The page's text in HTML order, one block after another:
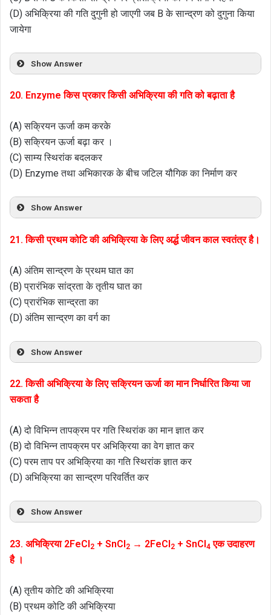
(D) अभिक्रिया की गति दुगुनी हो जाएगी जब B के सान्द्रण को दुगुना किया
जायेगा
Show Answer
20. Enzyme किस प्रकार किसी अभिक्रिया की गति को बढ़ाता है
(A) सक्रियन ऊर्जा कम करके
(B) सक्रियन ऊर्जा बढ़ा कर ।
(C) साम्य स्थिरांक बदलकर
(D) Enzyme तथा अभिकारक के बीच जटिल यौगिक का निर्माण कर
Show Answer
21. किसी प्रथम कोटि की अभिक्रिया के लिए अर्द्ध जीवन काल स्वतंत्र है।
(A) अंतिम सान्द्रण के प्रथम घात का
(B) प्रारंभिक सांद्रता के तृतीय घात का
(C) प्रारंभिक सान्द्रता का
(D) अंतिम सान्द्रण का वर्ग का
Show Answer
22. किसी अभिक्रिया के लिए सक्रियन ऊर्जा का मान निर्धारित किया जा
सकता है
(A) दो विभिन्न तापक्रम पर गति स्थिरांक का मान ज्ञात कर
(B) दो विभिन्न तापक्रम पर अभिक्रिया का वेग ज्ञात कर
(C) परम ताप पर अभिक्रिया का गति स्थिरांक ज्ञात कर
(D) अभिक्रिया का सान्द्रण परिवर्तित कर
Show Answer
23. अभिक्रिया 2FeCl2 + SnCl2 → 2FeCl2 + SnCl4 एक उदाहरण
है ।
(A) तृतीय कोटि की अभिक्रिया
(B) प्रथम कोटि की अभिक्रिया